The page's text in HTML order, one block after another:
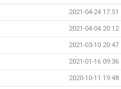
2021-04-24 17:51
2021-04-04 20:12
2021-03-10 20:47
2021-01-16 09:36
2020-10-11 19:48